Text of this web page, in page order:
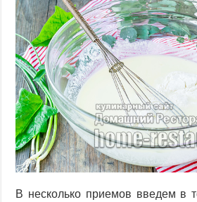
В несколько приемов введем в